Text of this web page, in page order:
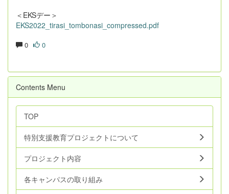
＜EKSデー＞
EKS2022_tirasi_tombonasi_compressed.pdf
0 0
Contents Menu
TOP
特別支援教育プロジェクトについて
プロジェクト内容
各キャンパスの取り組み